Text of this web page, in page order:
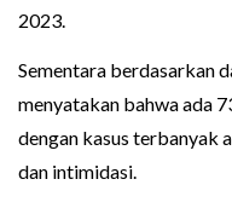
2023.
Sementara berdasarkan
menyatakan bahwa ada
dengan kasus terbanyak
dan intimidasi.